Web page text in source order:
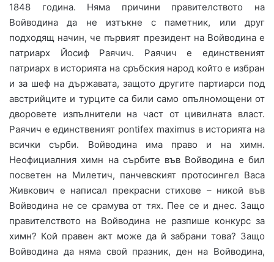
1848 година. Няма причини правителството на
Войводина да не изтъкне с паметник, или друг
подходящ начин, че първият президент на Войводина е
патриарх Йосиф Раячич. Раячич е единственият
патриарх в историята на сръбския народ който е избран
и за шеф на държавата, защото другите партиарси под
австрийците и турците са били само опълномощени от
дворовете изпълнители на част от цивилната власт.
Раячич е единственият pontifex maximus в историята на
всички сърби. Войводина има право и на химн.
Неофициалния химн на сърбите във Войводина е бил
посветен на Милетич, панчевският протосингел Васа
Живкович е написал прекрасни стихове – никой във
Войводина не се срамува от тях. Пее се и днес. Защо
правителството на Войводина не разпише конкурс за
химн? Кой правен акт може да й забрани това? Защо
Войводина да няма свой празник, ден на Войводина,